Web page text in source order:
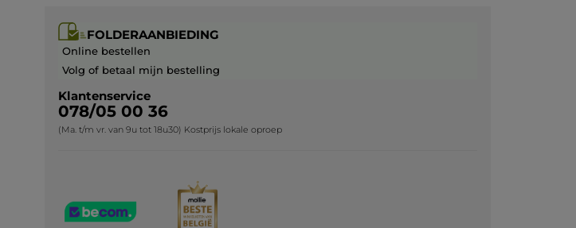
FOLDERAANBIEDING
Online bestellen
Volg of betaal mijn bestelling
Klantenservice
078/05 00 36
(Ma. t/m vr. van 9u tot 18u30) Kostprijs lokale oproep